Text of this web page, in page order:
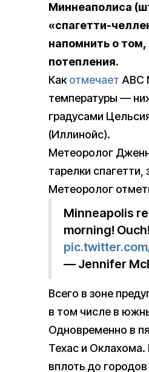
Миннеаполиса
«спагетти-
напомнить о том,
потепления.
Какотмечает ABC
температуры —
градусами
(Иллинойс).
Метеоролог
тарелки
Метеоролог
Minneapolis
morning!
— Jennifer
Всего в зоне
в том числе в
Одновременно в
Техас и Оклахома.
вплоть до